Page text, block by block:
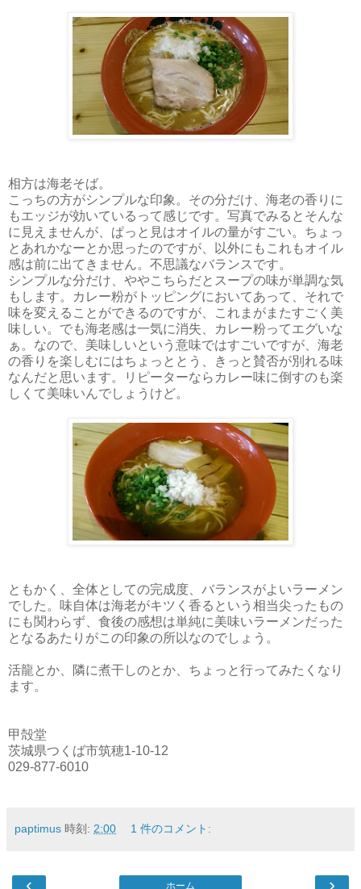
相方は海老そば。
こっちの方がシンプルな印象。その分だけ、海老の香りに
もエッジが効いているって感じです。写真でみるとそんな
に見えませんが、ぱっと見はオイルの量がすごい。ちょっ
とあれかなーとか思ったのですが、以外にもこれもオイル
感は前に出てきません。不思議なバランスです。
シンプルな分だけ、ややこちらだとスープの味が単調な気
もします。カレー粉がトッピングにおいてあって、それで
味を変えることができるのですが、これまがまたすごく美
味しい。でも海老感は一気に消失、カレー粉ってエグいな
ぁ。なので、美味しいという意味ではすごいですが、海老
の香りを楽しむにはちょっととう、きっと賛否が別れる味
なんだと思います。リピーターならカレー味に倒すのも楽
しくて美味いんでしょうけど。
ともかく、全体としての完成度、バランスがよいラーメン
でした。味自体は海老がキツく香るという相当尖ったもの
にも関わらず、食後の感想は単純に美味いラーメンだった
となるあたりがこの印象の所以なのでしょう。
活龍とか、隣に煮干しのとか、ちょっと行ってみたくなり
ます。
甲殻堂
茨城県つくば市筑穂1-10-12
029-877-6010
paptimus 時刻: 2:00 1 件のコメント:
‹ ›
ホーム